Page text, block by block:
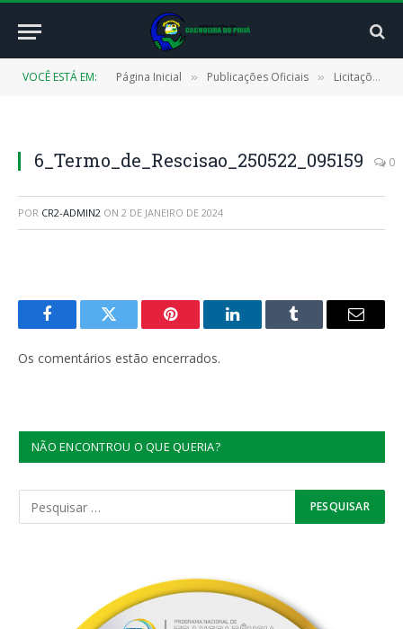
VOCÊ ESTÁ EM: Página Inicial » Publicações Oficiais » Licitações
6_Termo_de_Rescisao_250522_095159 0
POR CR2-ADMIN2 ON 2 DE JANEIRO DE 2024
FacebookTwitter Pinterest LinkedInTumblr
E-
Os comentários estão encerrados.
NÃO ENCONTROU O QUE QUERIA?